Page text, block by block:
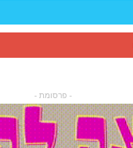
- פרסומת -